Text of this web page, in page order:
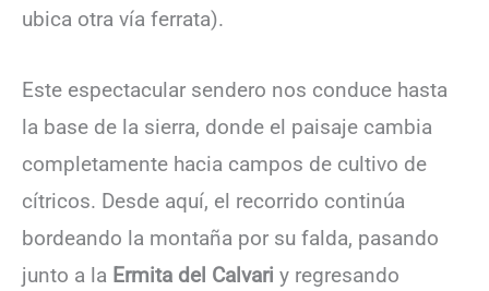
ubica otra vía ferrata).
Este espectacular sendero nos conduce hasta
la base de la sierra, donde el paisaje cambia
completamente hacia campos de cultivo de
cítricos. Desde aquí, el recorrido continúa
bordeando la montaña por su falda, pasando
junto a la Ermita del Calvari y regresando